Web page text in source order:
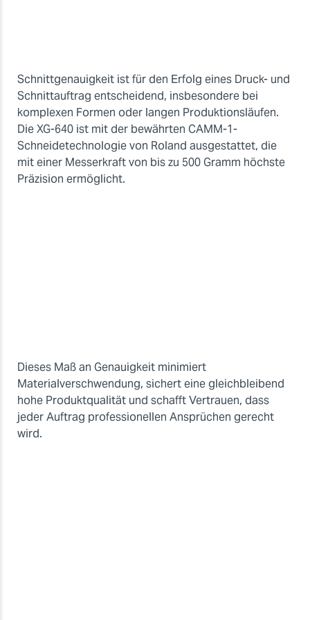
Schnittgenauigkeit ist für den Erfolg eines Druck- und
Schnittauftrag entscheidend, insbesondere bei
komplexen Formen oder langen Produktionsläufen.
Die XG-640 ist mit der bewährten CAMM-1-
Schneidetechnologie von Roland ausgestattet, die
mit einer Messerkraft von bis zu 500 Gramm höchste
Präzision ermöglicht.
Dieses Maß an Genauigkeit minimiert
Materialverschwendung, sichert eine gleichbleibend
hohe Produktqualität und schafft Vertrauen, dass
jeder Auftrag professionellen Ansprüchen gerecht
wird.